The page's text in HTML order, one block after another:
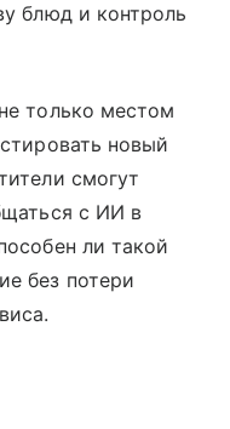
блюд и контроль
только местом
новый
смогут
с ИИ в
ли такой
без потери